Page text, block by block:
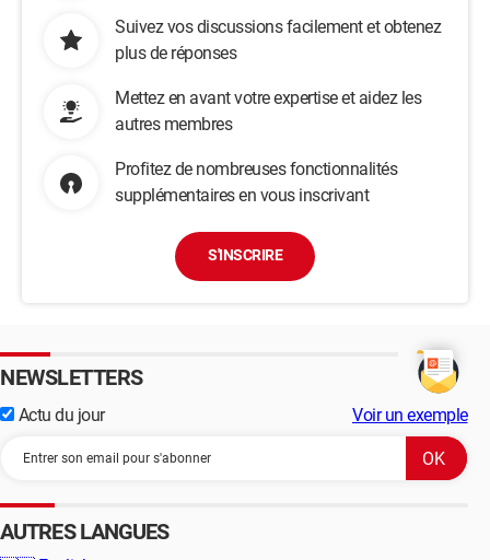
Suivez vos discussions facilement et obtenez
plus de réponses
Mettez en avant votre expertise et aidez les
autres membres
Profitez de nombreuses fonctionnalités
supplémentaires en vous inscrivant
S'INSCRIRE
NEWSLETTERS
Actu du jour Voir un exemple
AUTRES LANGUES